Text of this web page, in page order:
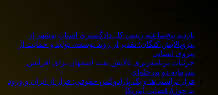
بازدید پنج‌ساعته رییس کل دادگستری استان بوشهر از
پتروپالایش کنگان؛ تقدیر از روند توسعه، تولید و حمایت از
نیروی انسانی
جزئیات برنامه‌ریزی پالایش نفت اصفهان برای افزایش
سرمایه دو مرحله‌ای
فرار تراستی‌ها و یک پارادوکس حقوقی: فرار از ایران و ورود
به حوزۀ قضایی آمریکا